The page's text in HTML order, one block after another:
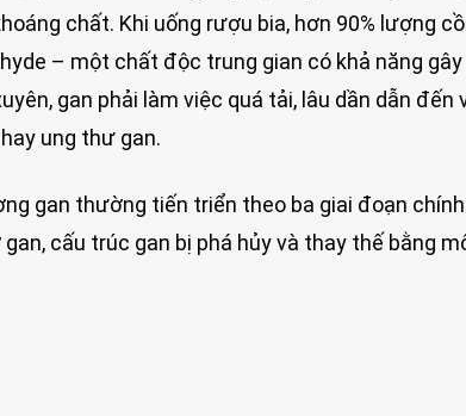
chất. Khi uống rượu bia, hơn 90% lượng
– một chất độc trung gian có khả năng
gan phải làm việc quá tải, lâu dần dẫn đến
ung thư gan.
gan thường tiến triển theo ba giai đoạn
cấu trúc gan bị phá hủy và thay thế bằng